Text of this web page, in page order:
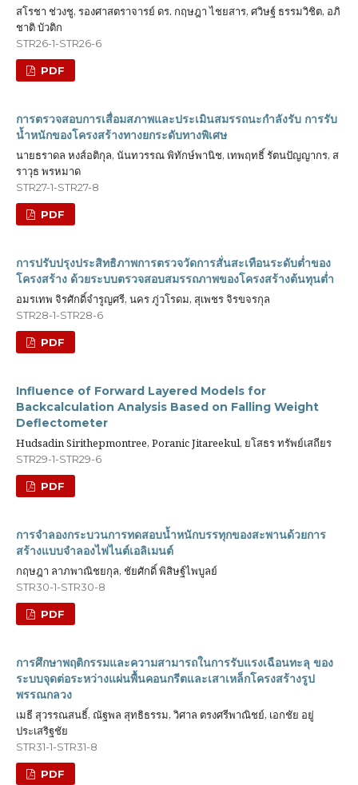
สโรชา ช่วงชู, รองศาสตราจารย์ ดร. กฤษฎา ไชยสาร, ศวิษฐ์ ธรรมวิชิต, อภิ
ชาติ บัวติก
STR26-1-STR26-6
PDF
การตรวจสอบการเสื่อมสภาพและประเมินสมรรถนะกำลังรับ การรับ
น้ำหนักของโครงสร้างทางยกระดับทางพิเศษ
นายธราดล หงส์อติกุล, นันทวรรณ พิทักษ์พานิช, เทพฤทธิ์ รัตนปัญญากร, ส
ราวุธ พรหมาด
STR27-1-STR27-8
PDF
การปรับปรุงประสิทธิภาพการตรวจวัดการสั่นสะเทือนระดับต่ำของ
โครงสร้าง ด้วยระบบตรวจสอบสมรรถภาพของโครงสร้างต้นทุนต่ำ
อมรเทพ จิรศักดิ์จำรูญศรี, นคร ภู่วโรดม, สุเพชร จิรขจรกุล
STR28-1-STR28-6
PDF
Influence of Forward Layered Models for
Backcalculation Analysis Based on Falling Weight
Deflectometer
Hudsadin Sirithepmontree, Poranic Jitareekul, ยโสธร ทรัพย์เสถียร
STR29-1-STR29-6
PDF
การจำลองกระบวนการทดสอบน้ำหนักบรรทุกของสะพานด้วยการ
สร้างแบบจำลองไฟไนต์เอลิเมนต์
กฤษฎา ลาภพาณิชยกุล, ชัยศักดิ์ พิสิษฐ์ไพบูลย์
STR30-1-STR30-8
PDF
การศึกษาพฤติกรรมและความสามารถในการรับแรงเฉือนทะลุ ของ
ระบบจุดต่อระหว่างแผ่นพื้นคอนกรีตและเสาเหล็กโครงสร้างรูป
พรรณกลวง
เมธี สุวรรณสนธิ์, ณัฐพล สุทธิธรรม, วิศาล ตรงศรีพาณิชย์, เอกชัย อยู่
ประเสริฐชัย
STR31-1-STR31-8
PDF